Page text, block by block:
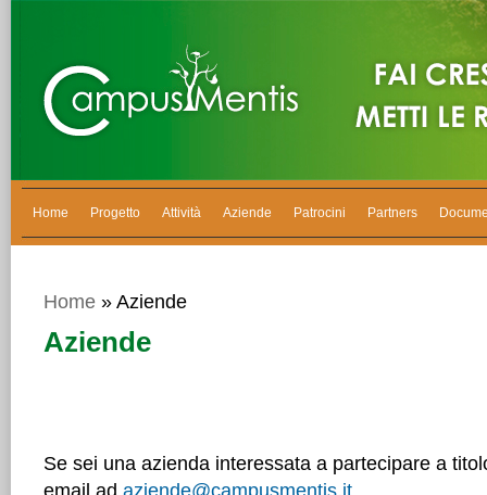
Home Progetto Attività Aziende Patrocini Partners
Home » Aziende
Aziende
Se sei una azienda interessata a partecipare a
email ad aziende@campusmentis.it